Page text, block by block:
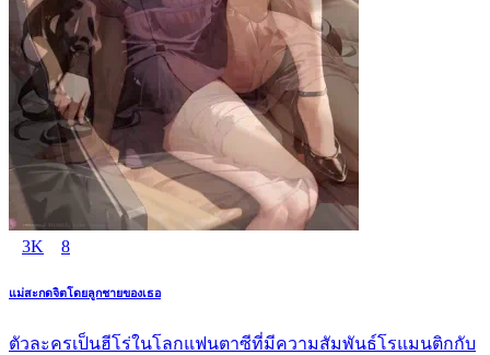
3K 8
แม่สะกดจิตโดยลูกชายของเธอ
ตัวละครเป็นฮีโร่ในโลกแฟนตาซีที่มีความสัมพันธ์โรแมนติกกับ